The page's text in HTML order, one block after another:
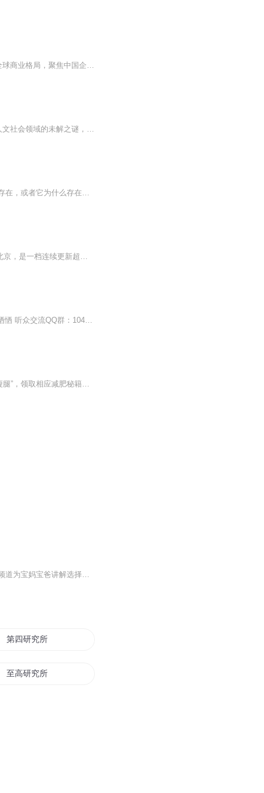
煮墨商业研究所，以“煮墨明心、观商知势”为核心宗旨，深耕商业领域研究多年，始终立足全球商业格局，聚焦中国企业发展实践，深耕各行业头部企业与成长型企业的商业故事，同步捕捉全球商业领域的最新情报、趋势变化与竞争动态。作为专注于商业研究与情报...
“绝密研究所所长”以硬核科普与猎奇叙事为核心，通过短平快的视频形式，揭开自然科学与人文社会领域的未解之谜，带领观众穿梭于神秘南极、深海异兽、历史悬案与当代科技伦理的多元知识场域。专辑精选其爆款内容，涵盖极地科考、宇宙奥秘、社会推理三大主...
加入QQ群，惊喜不断！不信你看！628171547051是个异常神秘的机构，极少有人知道它的存在，或者它为什么存在。从2011年起，官方才逐渐公开了一小部分有关“051”所参与研究的非自然事件。 法医系天才新生白小舟从小就能看到别人看不到的东西，她的父母在...
无时差研究所"Time Travel Institution"，诞生于纽约中城的一间会议室，现在辗转落地到了北京，是一档连续更新超过四年的播客节目。节目以访谈的形式进行，每期都会邀请不同的嘉宾，来分享自己的知识、经验或者见解。我们不追求与社会热点无时差，但求对人...
现场直播录音 恐怖灵异《X档案研究所》又名《我在051的诡秘十年》作者：夷梦 播讲：夏恓恓 听众交流QQ群：1040260450
关注公号：布可肥营养师回复：“产后肥胖”,“饮食性肥胖”，“激素胖”，“瘦胳膊”，“瘦肚子”，“瘦腿”，领取相应减肥秘籍健康享受每一天轻松拥有好身材我是减肥达人辣妹瘦美人...
【爱他美德国白金版】入驻严谨育儿研究所啦！国家注册营养师小菜妈妈、朋朋、教子有方频道为宝妈宝爸讲解选择宝宝口粮时，那些你必须知道的事，带你解锁严谨育儿法。
第四研究所
至高研究所